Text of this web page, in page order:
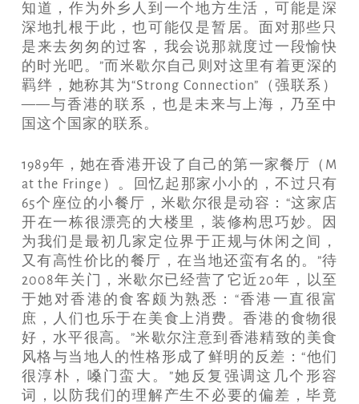
知道，作为外乡人到一个地方生活，可能是深
深地扎根于此，也可能仅是暂居。面对那些只
是来去匆匆的过客，我会说那就度过一段愉快
的时光吧。”而米歇尔自己则对这里有着更深的
羁绊，她称其为“Strong Connection”（强联系）
——与香港的联系，也是未来与上海，乃至中
国这个国家的联系。
1989年，她在香港开设了自己的第一家餐厅（M
at the Fringe）。回忆起那家小小的，不过只有
65个座位的小餐厅，米歇尔很是动容：“这家店
开在一栋很漂亮的大楼里，装修构思巧妙。因
为我们是最初几家定位界于正规与休闲之间，
又有高性价比的餐厅，在当地还蛮有名的。”待
2008年关门，米歇尔已经营了它近20年，以至
于她对香港的食客颇为熟悉：“香港一直很富
庶，人们也乐于在美食上消费。香港的食物很
好，水平很高。”米歇尔注意到香港精致的美食
风格与当地人的性格形成了鲜明的反差：“他们
很淳朴，嗓门蛮大。”她反复强调这几个形容
词，以防我们的理解产生不必要的偏差，毕竟